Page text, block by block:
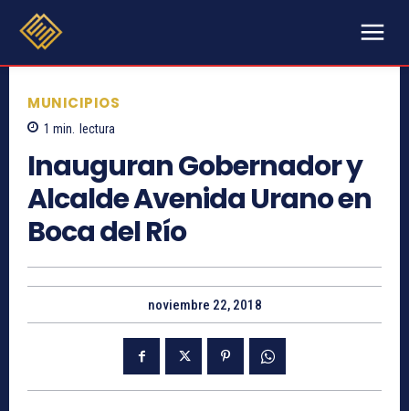
MUNICIPIOS
1 min. lectura
Inauguran Gobernador y
Alcalde Avenida Urano en
Boca del Río
noviembre 22, 2018